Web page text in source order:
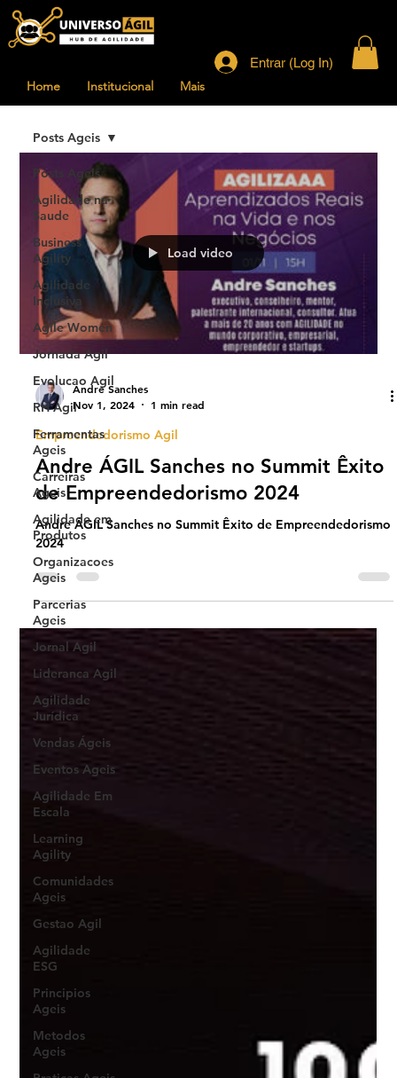
Home Institucional Mais
Entrar (Log In)
Posts Ageis
Agilidade na
Saude
Business
Agility
Agilidade
Inclusiva
Agile Women
Jornada Agil
Evolucao Agil
RH Agil
Ferramentas
Ageis
Carreiras
Ageis
Agilidade em
Produtos
Organizacoes
Ageis
Parcerias
Ageis
Jornal Agil
Lideranca Agil
Agilidade
Jurídica
Vendas Ágeis
Eventos Ageis
Agilidade Em
Escala
Learning
Agility
Comunidades
Ageis
Gestao Agil
Agilidade
ESG
Principios
Ageis
Metodos
Ageis
Posts Ageis
Load video
Andre Sanches
Nov 1, 2024
1 min read
Empreendedorismo Agil
Andre ÁGIL Sanches no Summit Êxito
de Empreendedorismo 2024
Andre ÁGIL Sanches no Summit Êxito de Empreendedorismo
2024